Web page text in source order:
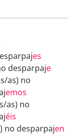
es
desparpaje
as) no
emos
as) no
éis
no desparpajen